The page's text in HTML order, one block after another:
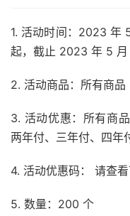
1. 活动时间：2023 年
起，截止 2023 年 5 月
2. 活动商品：所有商品
3. 活动优惠：所有商
两年付、三年付、四年
4. 活动优惠码： 请查
5. 数量：200 个